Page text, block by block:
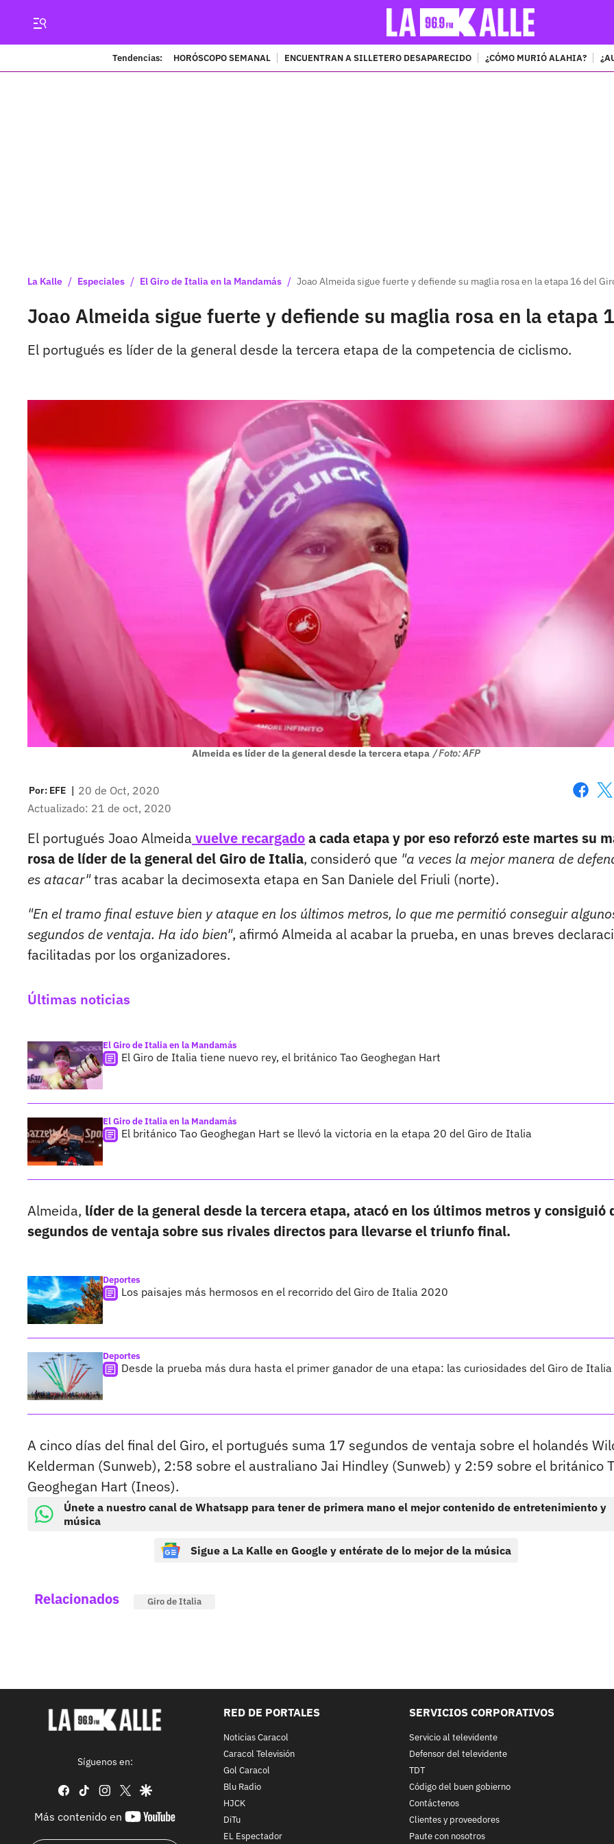
Tendencias: HORÓSCOPO SEMANAL ENCUENTRAN A SILLETERO DESAPARECIDO ¿CÓMO MURIÓ ALAHIA?
La Kalle / Especiales / El Giro de Italia en la Mandamás / Joao Almeida sigue fuerte y defiende su maglia rosa en la etapa 16 del
Joao Almeida sigue fuerte y defiende su maglia rosa en la etapa
El portugués es líder de la general desde la tercera etapa de la competencia de ciclismo.
Almeida es líder de la general desde la tercera etapa / Foto: AFP
Por: EFE | 20 de Oct, 2020
Actualizado: 21 de oct, 2020
El portugués Joao Almeida vuelve recargadoa cada etapa y por eso reforzó este martes su
rosa de líder de la general del Giro de Italia, consideró que "a veces la mejor manera de
es atacar"tras acabar la decimosexta etapa en San Daniele del Friuli (norte).
"En el tramo final estuve bien y ataque en los últimos metros, lo que me permitió conseguir
segundos de ventaja. Ha ido bien", afirmó Almeida al acabar la prueba, en unas breves
facilitadas por los organizadores.
Últimas noticias
El Giro de Italia en la Mandamás
El Giro de Italia tiene nuevo rey, el británico Tao Geoghegan Hart
El Giro de Italia en la Mandamás
El británico Tao Geoghegan Hart se llevó la victoria en la etapa 20 del Giro de Italia
Almeida, líder de la general desde la tercera etapa, atacó en los últimos metros y consiguió
segundos de ventaja sobre sus rivales directos para llevarse el triunfo final.
Deportes
Los paisajes más hermosos en el recorrido del Giro de Italia 2020
Deportes
Desde la prueba más dura hasta el primer ganador de una etapa: las curiosidades del Giro de Italia
A cinco días del final del Giro, el portugués suma 17 segundos de ventaja sobre el holandés
Kelderman (Sunweb), 2:58 sobre el australiano Jai Hindley (Sunweb) y 2:59 sobre el británico
Geoghegan Hart (Ineos).
Únete a nuestro canal de Whatsapp para tener de primera mano el mejor contenido de entretenimiento y
música
Sigue a La Kalle en Google y entérate de lo mejor de la música
Relacionados Giro de Italia
Síguenos en:
facebook
tiktok instagram
twittergoogle
Más contenido en
youtube-
RED DE PORTALES
Noticias Caracol
Caracol Televisión
Gol Caracol
Blu Radio
HJCK
DiTu
EL Espectador
SERVICIOS CORPORATIVOS
Servicio al televidente
Defensor del televidente
TDT
Código del buen gobierno
Contáctenos
Clientes y proveedores
Paute con nosotros